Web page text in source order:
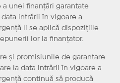
a unei finanțări garantate
intrării în vigoare a
li se aplică dispozițiile
lor la finanțator.
și promisiunile de garantare
la data intrării în vigoare a
continuă să producă